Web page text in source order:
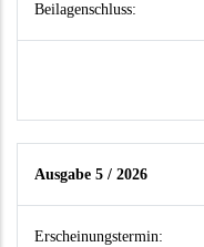
Beilagenschluss:
Ausgabe 5 / 2026
Erscheinungstermin: